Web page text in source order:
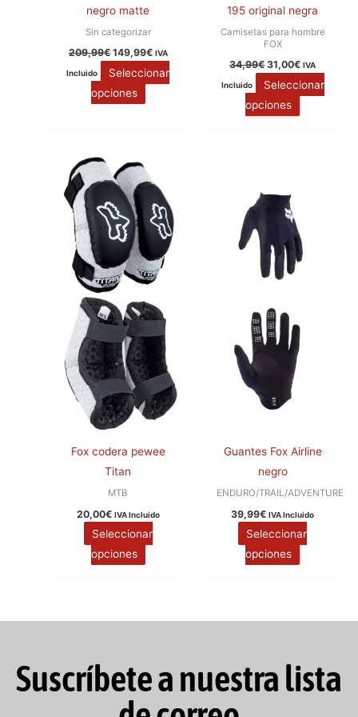
negro matte
Sin categorizar
209,99€ 149,99€ IVA
Incluido
Seleccionar
opciones
195 original negra
Camisetas para hombre
FOX
34,99€ 31,00€ IVA
Incluido
Seleccionar
opciones
Fox codera pewee
Titan
MTB
20,00€ IVA Incluido
Seleccionar
opciones
producto
tiene
múltiples
variantes.
Las
opciones
se
pueden
elegir
la
página
de
Guantes Fox Airline
negro
ENDURO/TRAIL/ADVENTURE
39,99€ IVA Incluido
Seleccionar
opciones
variantes.
Las
pueden
elegir
producto
Suscríbete a nuestra lista